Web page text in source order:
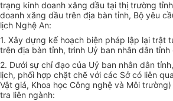
trạng kinh doanh xăng dầu tại thị trường
doanh xăng dầu trên địa bàn tỉnh, Bộ yêu
lịch Nghệ An:
1. Xây dựng kế hoạch biện pháp lập lại trật
trên địa bàn tỉnh, trình Uỷ ban nhân dân
2. Dưới sự chỉ đạo của Uỷ ban nhân dân
lịch, phối hợp chặt chẽ với các Sở có liên
Vật giá, Khoa học Công nghệ và Môi
tra liên ngành: